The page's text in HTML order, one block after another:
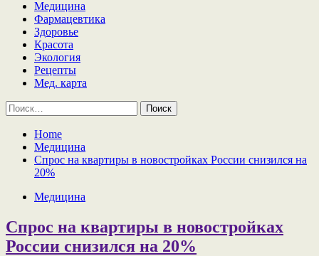
Медицина
Фармацевтика
Здоровье
Красота
Экология
Рецепты
Мед. карта
Найти:
Home
Медицина
Спрос на квартиры в новостройках России снизился на
20%
Медицина
Спрос на квартиры в новостройках
России снизился на 20%